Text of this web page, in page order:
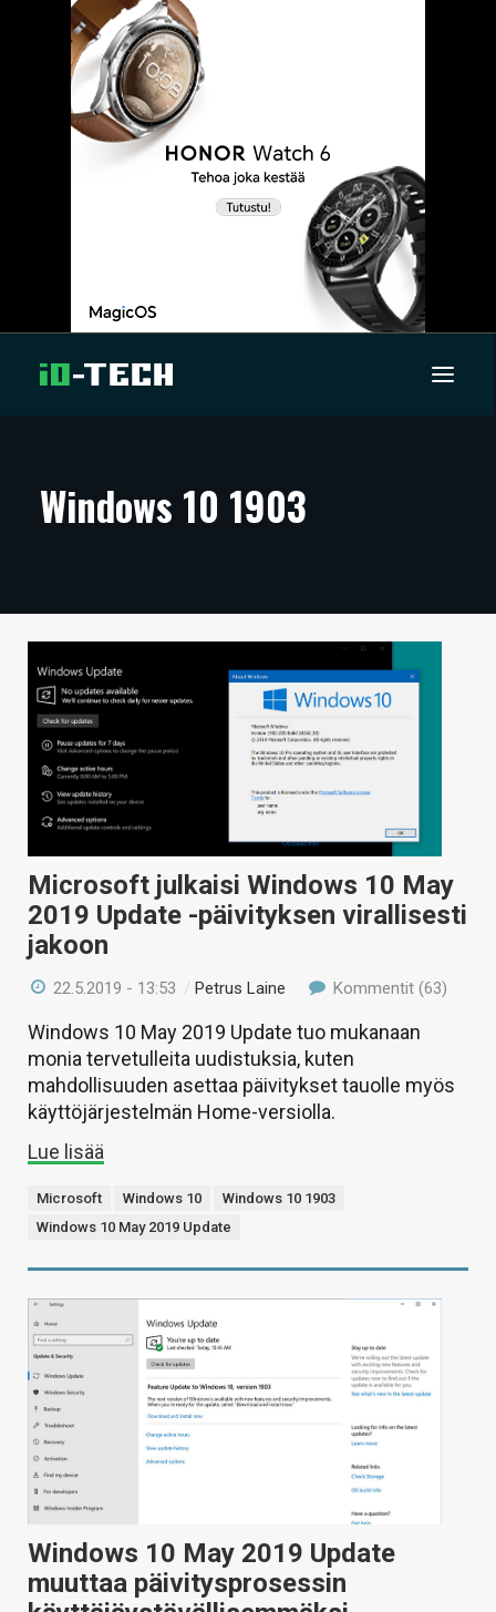
ARTIKKELIT
TECHBBS
TIETOA
HINTA.FI
KAUPPA
VAIHDA TEEMA
HAKU
Windows 10 1903
Microsoft julkaisi Windows 10 May
2019 Update -päivityksen virallisesti
jakoon
22.5.2019 - 13:53 /Petrus Laine Kommentit (63)
Windows 10 May 2019 Update tuo mukanaan
monia tervetulleita uudistuksia, kuten
mahdollisuuden asettaa päivitykset tauolle myös
käyttöjärjestelmän Home-versiolla.
Lue lisää
Microsoft Windows 10
Windows 10 1903
Windows 10 May 2019 Update
Windows 10 May 2019 Update
muuttaa päivitysprosessin